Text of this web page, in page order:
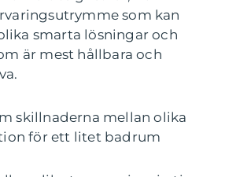
som kan
smarta lösningar och
är mest hållbara och
skillnaderna mellan olika
för ett litet badrum